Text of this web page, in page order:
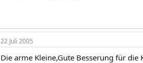
22 Juli 2005
Die arme Kleine,Gute Besserung für die